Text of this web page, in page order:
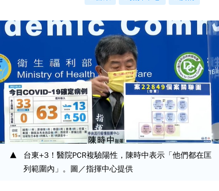
台東+3！醫院PCR複驗陽性，陳時中表示「他們都在匡
列範圍內」。圖／指揮中心提供